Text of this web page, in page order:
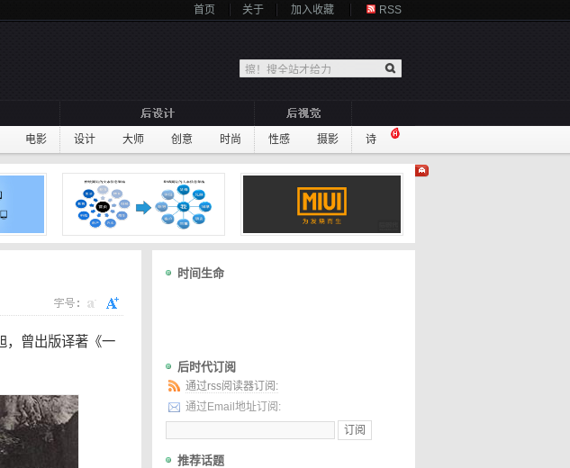
首页 关于 加入收藏 RSS
电影 设计 大师 创意 时尚 性感 摄影 诗
，曾出版译著《一
时间生命
后时代订阅
通过rss阅读器订阅:
通过Email地址订阅:
推荐话题